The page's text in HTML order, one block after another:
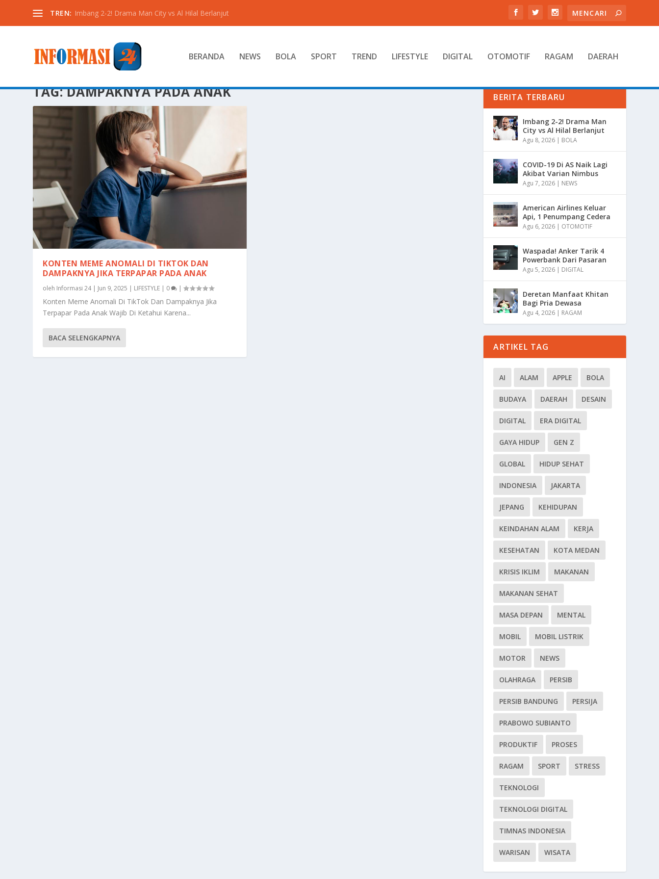
TREN: Imbang 2-2! Drama Man City vs Al Hilal Berlanjut
BERANDA NEWS BOLA SPORT TREND LIFESTYLE DIGITAL OTOMOTIF RAGAM DAERAH
TAG:DAMPAKNYA PADA ANAK
KONTEN MEME ANOMALI DI TIKTOK DAN
DAMPAKNYA JIKA TERPAPAR PADA ANAK
oleh Informasi 24| Jun 9, 2025 | LIFESTYLE | 0 |
Konten Meme Anomali Di TikTok Dan Dampaknya Jika
Terpapar Pada Anak Wajib Di Ketahui Karena...
BACA SELENGKAPNYA
BERITA TERBARU
Imbang 2-2! Drama Man
City vs Al Hilal Berlanjut
Agu 8, 2026 | BOLA
COVID-19 Di AS Naik Lagi
Akibat Varian Nimbus
Agu 7, 2026 | NEWS
American Airlines Keluar
Api, 1 Penumpang Cedera
Agu 6, 2026 | OTOMOTIF
Waspada! Anker Tarik 4
Powerbank Dari Pasaran
Agu 5, 2026 | DIGITAL
Deretan Manfaat Khitan
Bagi Pria Dewasa
Agu 4, 2026 | RAGAM
ARTIKEL TAG
AI ALAM APPLE BOLA
BUDAYA DAERAH DESAIN
DIGITAL ERA DIGITAL
GAYA HIDUP GEN Z
GLOBAL HIDUP SEHAT
INDONESIA JAKARTA
JEPANG KEHIDUPAN
KEINDAHAN ALAM KERJA
KESEHATAN KOTA MEDAN
KRISIS IKLIM MAKANAN
MAKANAN SEHAT
MASA DEPAN MENTAL
MOBIL MOBIL LISTRIK
MOTOR NEWS
OLAHRAGA PERSIB
PERSIB BANDUNG PERSIJA
PRABOWO SUBIANTO
PRODUKTIF PROSES
RAGAM SPORT STRESS
TEKNOLOGI
TEKNOLOGI DIGITAL
TIMNAS INDONESIA
WARISAN WISATA